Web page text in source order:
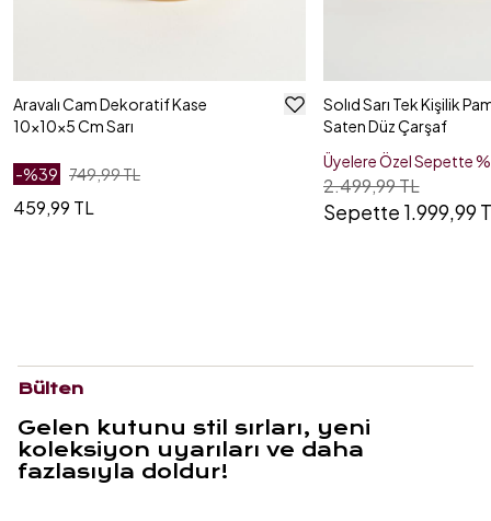
Aravalı Cam Dekoratif Kase
10x10x5 Cm Sarı
-%39 749,99 TL
459,99 TL
Solıd Sarı Tek Kişilik
Saten Düz Çarşaf
Üyelere Özel Sepette
2.499,99 TL
Sepette 1.999,99
Bülten
Gelen kutunu stil sırları, yeni
koleksiyon uyarıları ve daha
fazlasıyla doldur!